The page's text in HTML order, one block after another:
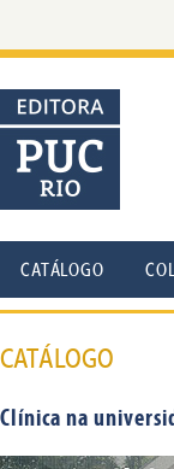
CATÁLOGO
CATÁLOGO
Clínica na